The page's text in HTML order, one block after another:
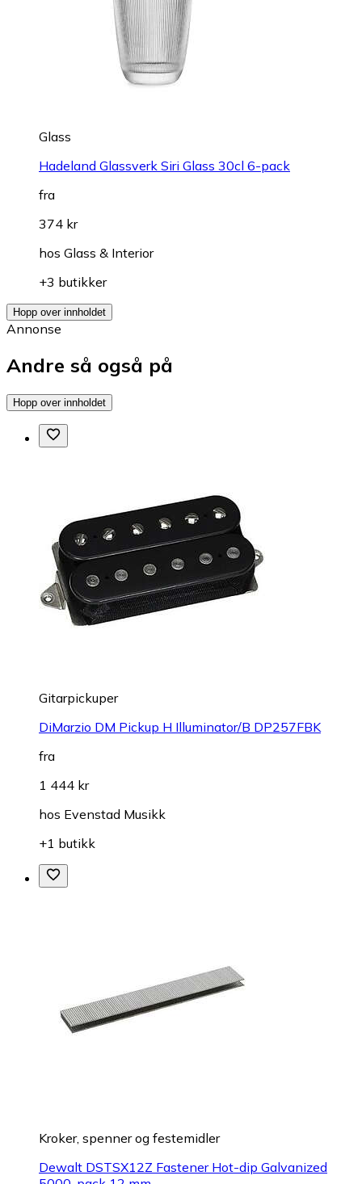
Glass
Hadeland Glassverk Siri Glass 30cl 6-pack
fra
374 kr
hos Glass & Interior
+3 butikker
Hopp over innholdet
Annonse
Andre så også på
Hopp over innholdet
Gitarpickuper
DiMarzio DM Pickup H Illuminator/B DP257FBK
fra
1 444 kr
hos Evenstad Musikk
+1 butikk
Kroker, spenner og festemidler
Dewalt DSTSX12Z Fastener Hot-dip Galvanized